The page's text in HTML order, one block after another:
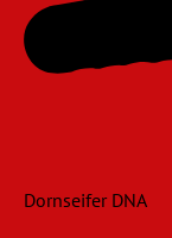
Dornseifer DNA